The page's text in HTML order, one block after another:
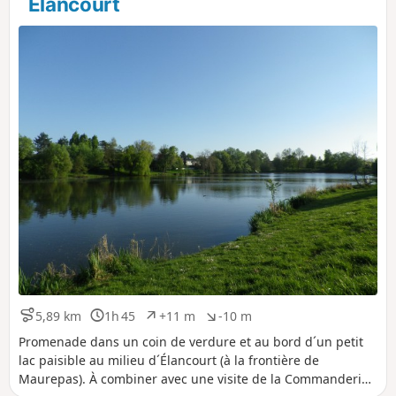
t
t
5,89 km
D
i
s
t
a
1h 45
D
u
r
é
e
+11 m
D
é
n
i
v
-10 m
D
é
n
i
v
Promenade dans un coin de verdure et au bord d´un petit
lac paisible au milieu d´Élancourt (à la frontière de
Maurepas). À combiner avec une visite de la Commanderie